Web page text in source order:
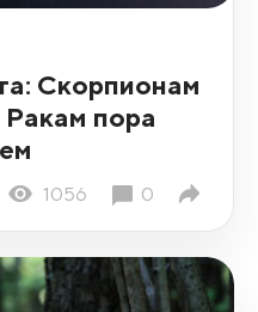
Скорпионам
Ракам пора
1056 0